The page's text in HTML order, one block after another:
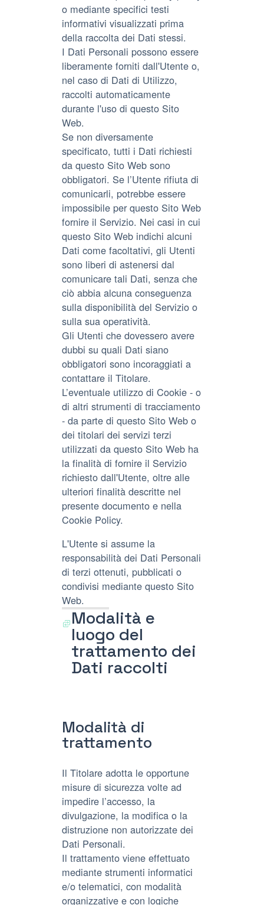
o mediante specifici testi
informativi visualizzati prima
della raccolta dei Dati stessi.
I Dati Personali possono essere
liberamente forniti dall'Utente o,
nel caso di Dati di Utilizzo,
raccolti automaticamente
durante l'uso di questo Sito
Web.
Se non diversamente
specificato, tutti i Dati richiesti
da questo Sito Web sono
obbligatori. Se l’Utente rifiuta di
comunicarli, potrebbe essere
impossibile per questo Sito Web
fornire il Servizio. Nei casi in cui
questo Sito Web indichi alcuni
Dati come facoltativi, gli Utenti
sono liberi di astenersi dal
comunicare tali Dati, senza che
ciò abbia alcuna conseguenza
sulla disponibilità del Servizio o
sulla sua operatività.
Gli Utenti che dovessero avere
dubbi su quali Dati siano
obbligatori sono incoraggiati a
contattare il Titolare.
L’eventuale utilizzo di Cookie - o
di altri strumenti di tracciamento
- da parte di questo Sito Web o
dei titolari dei servizi terzi
utilizzati da questo Sito Web ha
la finalità di fornire il Servizio
richiesto dall'Utente, oltre alle
ulteriori finalità descritte nel
presente documento e nella
Cookie Policy.
L'Utente si assume la
responsabilità dei Dati Personali
di terzi ottenuti, pubblicati o
condivisi mediante questo Sito
Web.
Modalità e
luogo del
trattamento dei
Dati raccolti
Modalità di
trattamento
Il Titolare adotta le opportune
misure di sicurezza volte ad
impedire l’accesso, la
divulgazione, la modifica o la
distruzione non autorizzate dei
Dati Personali.
Il trattamento viene effettuato
mediante strumenti informatici
e/o telematici, con modalità
organizzative e con logiche